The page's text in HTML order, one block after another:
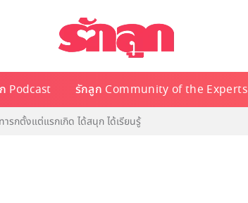
Podcast รักลูก Community of the Experts
กตั้งแต่แรกเกิด ได้สนุก ได้เรียนรู้